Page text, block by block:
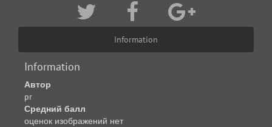
Information
Information
Автор
pr
Средний балл
оценок изображений нет